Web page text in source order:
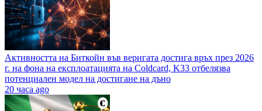
Активността на Биткойн във веригата достига връх през 2026
г. на фона на експлоатацията на Coldcard, K33 отбелязва
потенциален модел на достигане на дъно
20 часа ago